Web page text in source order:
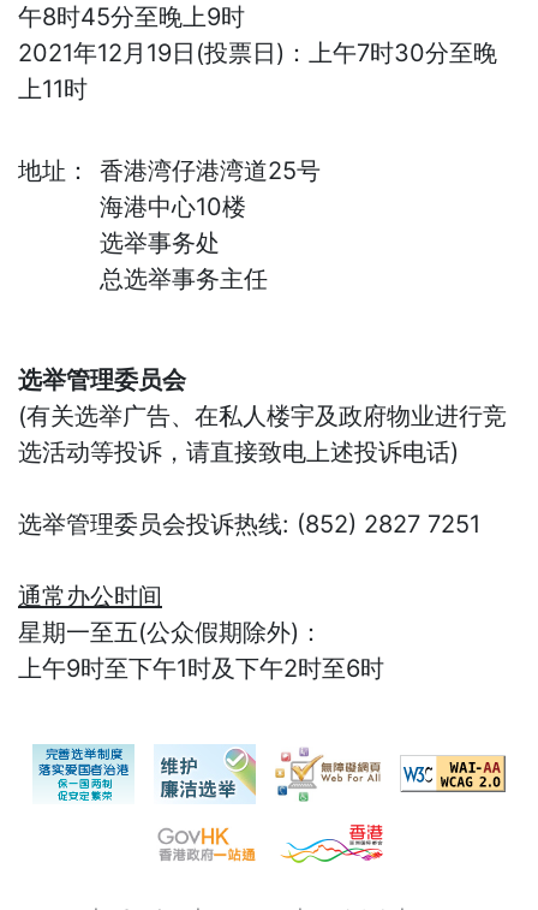
午8时45分至晚上9时
2021年12月19日(投票日)：上午7时30分至晚
上11时
地址：
香港湾仔港湾道25号
海港中心10楼
选举事务处
总选举事务主任
选举管理委员会
(有关选举广告、在私人楼宇及政府物业进行竞
选活动等投诉，请直接致电上述投诉电话)
选举管理委员会投诉热线: (852) 2827 7251
通常办公时间
星期一至五(公众假期除外)：
上午9时至下午1时及下午2时至6时